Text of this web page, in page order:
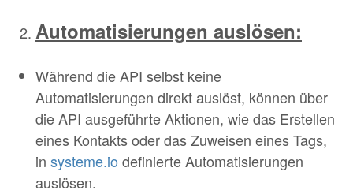
Automatisierungen auslösen:
Während die API selbst keine
Automatisierungen direkt auslöst, können über
die API ausgeführte Aktionen, wie das Erstellen
eines Kontakts oder das Zuweisen eines Tags,
in systeme.io definierte Automatisierungen
auslösen.